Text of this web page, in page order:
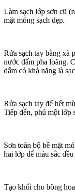
Làm sạch lớp sơn cũ
mặt móng sạch đẹp.
Rửa sạch tay bằng xà
nước dấm pha loãng.
dấm có khả năng là
Rửa sạch tay để hết
Tiếp đến, phủ một lớp
Sơn toàn bộ bề mặt
hai lớp để màu sắc
Tạo khối cho bông